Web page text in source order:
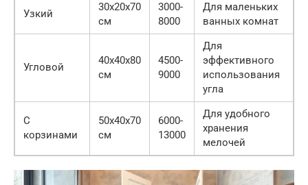
Узкий
30x20x70
см
3000-
8000
Для маленьких
ванных комнат
Угловой
40x40x80
см
4500-
9000
Для
эффективного
использования
угла
С
корзинами
50x40x70
см
6000-
13000
Для удобного
хранения
мелочей